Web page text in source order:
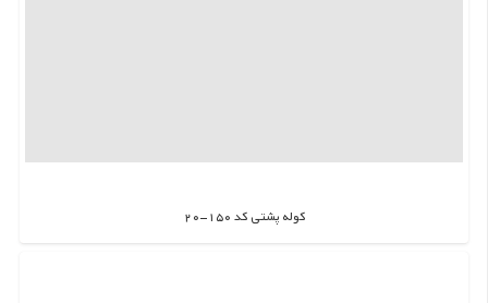
کوله پشتی کد 150-20
اطلاعات بیشتر